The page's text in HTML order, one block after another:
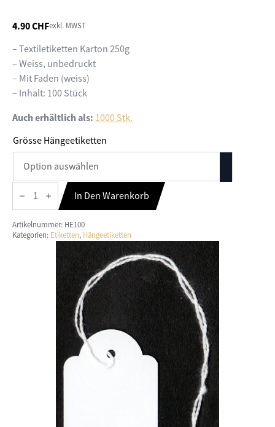
4.90CHFexkl. MWST
– Textiletiketten Karton 250g
– Weiss, unbedruckt
– Mit Faden (weiss)
– Inhalt: 100 Stück
Auch erhältlich als: 1000 Stk.
Grösse Hängeetiketten
Hängeetiketten
100
In Den Warenkorb
Artikelnummer: HE100
Kategorien: Etiketten, Hängeetiketten